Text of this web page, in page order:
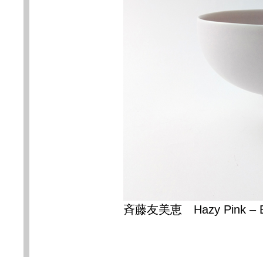
斉藤友美恵 Hazy Pink –